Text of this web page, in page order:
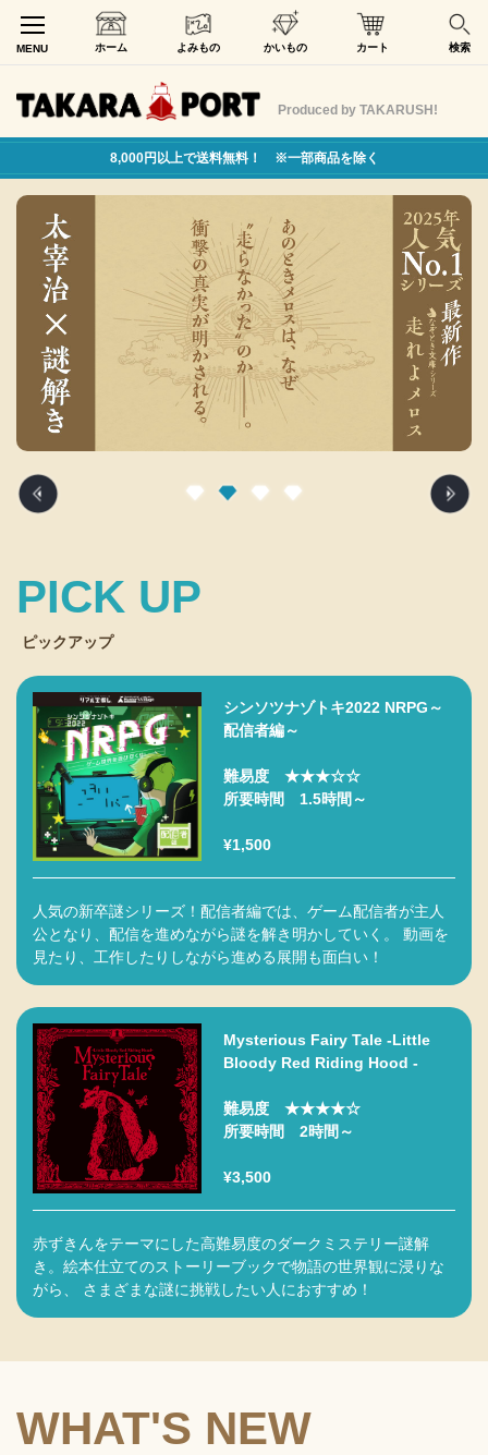
MENU ホーム よみもの かいもの カート 検索
Produced by TAKARUSH!
8,000円以上で送料無料！ ※一部商品を除く
PICK UP
ピックアップ
シンソツナゾトキ2022 NRPG～
配信者編～
難易度 ★★★☆☆
所要時間 1.5時間～
¥1,500
人気の新卒謎シリーズ！配信者編では、ゲーム配信者が主人
公となり、配信を進めながら謎を解き明かしていく。 動画を
見たり、工作したりしながら進める展開も面白い！
Mysterious Fairy Tale -Little
Bloody Red Riding Hood -
難易度 ★★★★☆
所要時間 2時間～
¥3,500
赤ずきんをテーマにした高難易度のダークミステリー謎解
き。絵本仕立てのストーリーブックで物語の世界観に浸りな
がら、 さまざまな謎に挑戦したい人におすすめ！
WHAT'S NEW